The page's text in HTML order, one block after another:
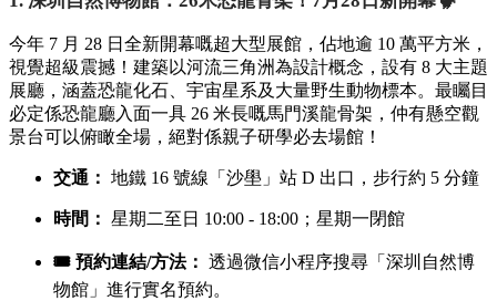
今年 7 月 28 日全新開幕嘅超大型展館，佔地逾 10 萬平方米，
視覺超級震撼！建築以河流三角洲為設計概念，設有 8 大主題
展廳，涵蓋恐龍化石、宇宙星系及大量野生動物標本。最矚目
必定係恐龍廳入面一具 26 米長嘅馬門溪龍骨架，仲有懸空觀
景台可以俯瞰全場，絕對係親子研學必去場館！
交通： 地鐵 16 號線「沙壆」站 D 出口，步行約 5 分鐘
時間： 星期二至日 10:00 - 18:00；星期一閉館
🎟️ 預約連結/方法： 透過微信小程序搜尋「深圳自然博
物館」進行實名預約。